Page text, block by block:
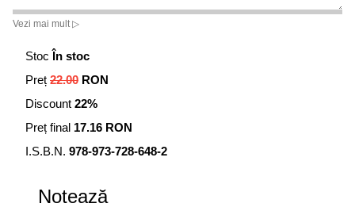
Și, în ciuda tuturor răutăților și nevredniciilor noastre, ne
oblojește rănile și ne dă o nouă șansă, ca, vindecați
suflettește și trupește, dar și îndreptați și înnoiți întru
Vezi mai mult ▷
Stoc În stoc
Preț 22.00 RON
Discount 22%
Preț final 17.16 RON
I.S.B.N. 978-973-728-648-2
Notează